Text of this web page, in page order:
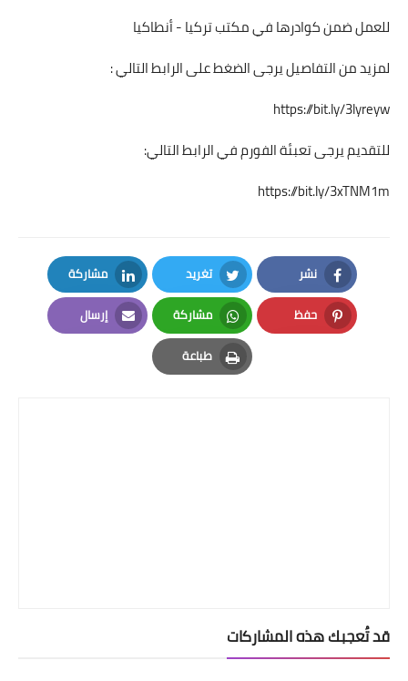
للعمل ضمن كوادرها في مكتب تركيا - أنطاكيا
لمزيد من التفاصيل يرجى الضغط على الرابط التالي :
https://bit.ly/3lyreyw
للتقديم يرجى تعبئة الفورم في الرابط التالي:
https://bit.ly/3xTNM1m
نشر
Facebook
تغريد
Twitter
مشاركة
LinkedIn
حفظ
Pinterest
مشاركة
Whatsapp
إرسال
Email
طباعة
Print
قد تُعجبك هذه المشاركات